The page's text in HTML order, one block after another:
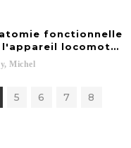
fonctionnelle
l'appareil
Michel
5 6 7 8